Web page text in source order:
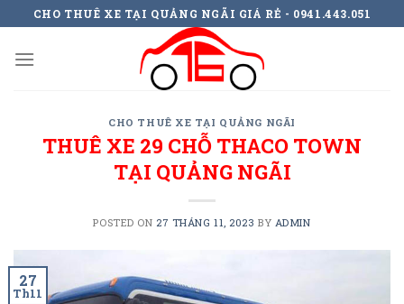
to
content
CHO THUÊ XE TẠI QUẢNG NGÃI GIÁ RẺ - 0941.443.051
CHO THUÊ XE TẠI QUẢNG NGÃI
THUÊ XE 29 CHỖ THACO TOWN
TẠI QUẢNG NGÃI
POSTED ON 27 THÁNG 11, 2023 BY ADMIN
27
Th11